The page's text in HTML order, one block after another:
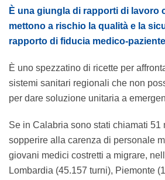
È una giungla di rapporti di lavoro
mettono a rischio la qualità e la
rapporto di fiducia medico-
È uno spezzatino di ricette per
sistemi sanitari regionali che non
per dare soluzione unitaria a
Se in Calabria sono stati chiamati 51
sopperire alla carenza di personale
giovani medici costretti a migrare,
Lombardia (45.157 turni), Piemonte